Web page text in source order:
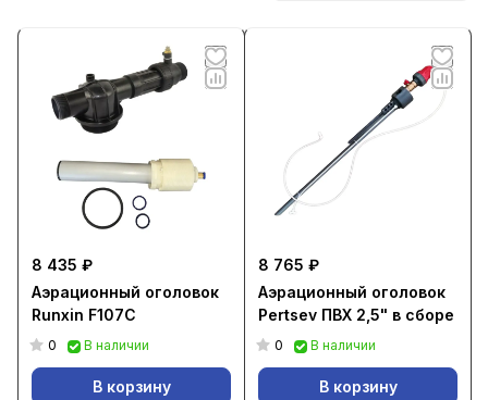
8 435 ₽
Аэрационный оголовок
Runxin F107C
0 В наличии
В корзину
8 765 ₽
Аэрационный оголовок
Pertsev ПВХ 2,5" в сборе
0 В наличии
В корзину